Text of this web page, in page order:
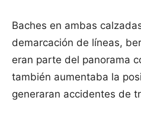
Baches en ambas
demarcación de líneas,
eran parte del panorama
también aumentaba la
generaran accidentes de